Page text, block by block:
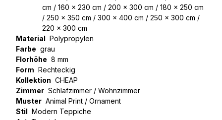
cm / 160 x 230 cm / 200 x 300 cm / 180 x 250 cm
/ 250 x 350 cm / 300 x 400 cm / 250 x 300 cm /
220 x 300 cm
Material Polypropylen
Farbe grau
Florhöhe 8 mm
Form Rechteckig
Kollektion CHEAP
Zimmer Schlafzimmer / Wohnzimmer
Muster Animal Print / Ornament
Stil Modern Teppiche